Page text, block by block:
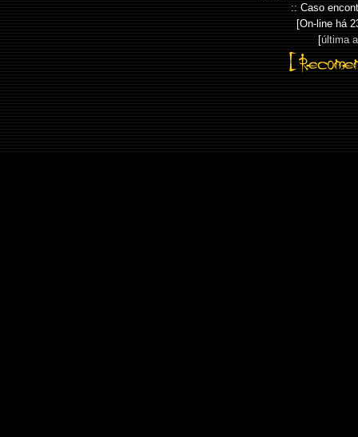
:: Caso
[On-line há
[última